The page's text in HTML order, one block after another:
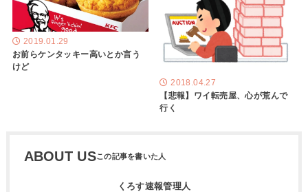
2019.01.29
お前らケンタッキー高いとか言う
けど
2018.04.27
【悲報】ワイ転売屋、心が荒んで
行く
ABOUT US
くろす速報管理人